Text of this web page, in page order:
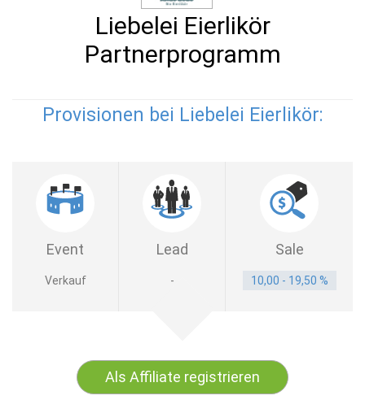
Liebelei Eierlikör
Partnerprogramm
Provisionen bei Liebelei Eierlikör:
Event Lead Sale
Verkauf - 10,00 - 19,50 %
Als Affiliate registrieren